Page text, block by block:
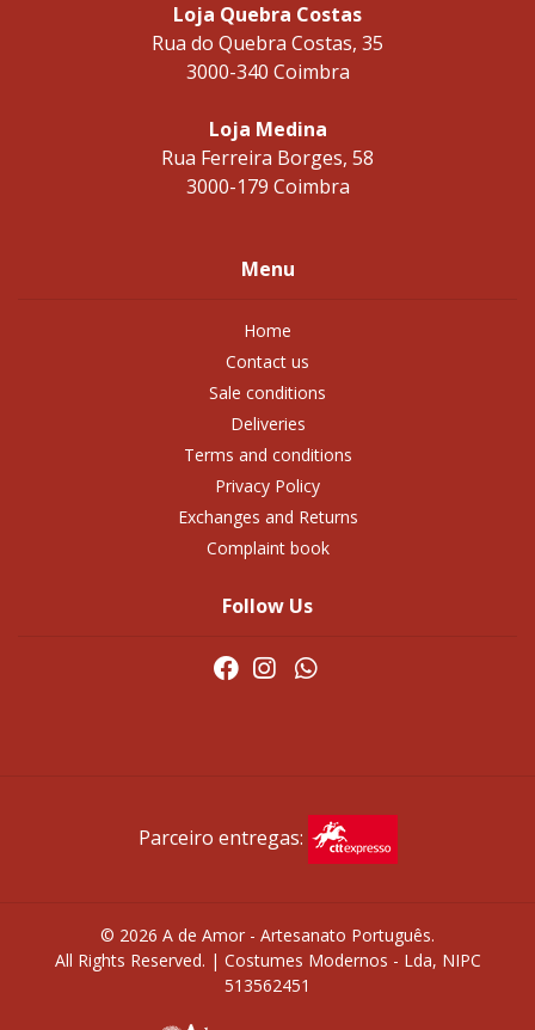
Loja Quebra Costas
Rua do Quebra Costas, 35
3000-340 Coimbra
Loja Medina
Rua Ferreira Borges, 58
3000-179 Coimbra
Menu
Home
Contact us
Sale conditions
Deliveries
Terms and conditions
Privacy Policy
Exchanges and Returns
Complaint book
Follow Us
Parceiro entregas:
© 2026 A de Amor - Artesanato Português.
All Rights Reserved. | Costumes Modernos - Lda, NIPC
513562451